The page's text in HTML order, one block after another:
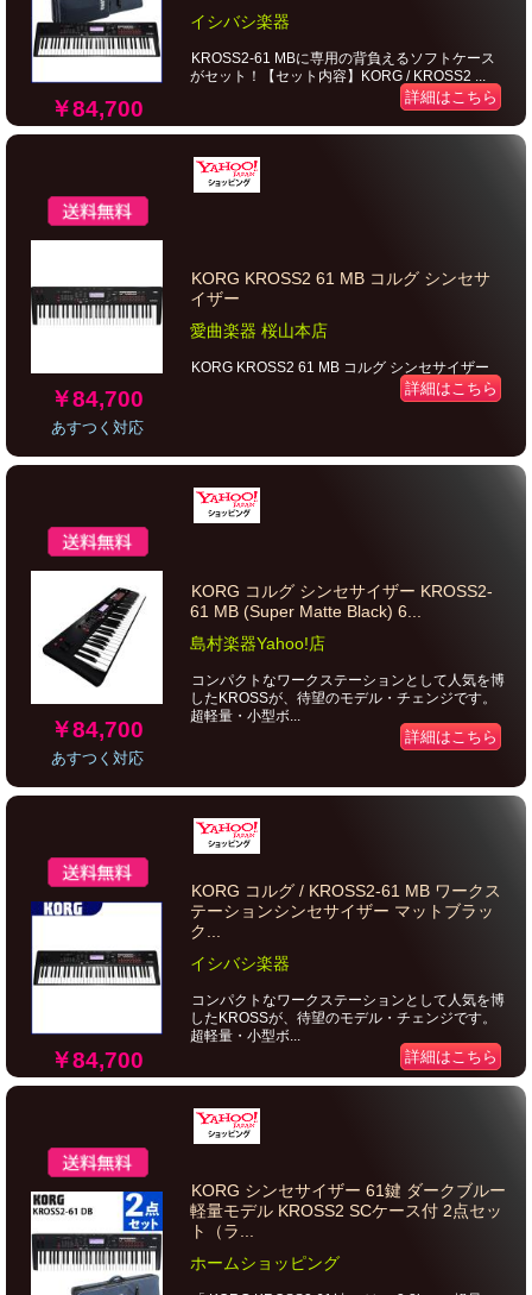
￥84,700
イシバシ楽器
KROSS2-61 MBに専用の背負えるソフトケース
がセット！【セット内容】KORG / KROSS2 ...
詳細はこちら
￥84,700
あすつく対応
KORG KROSS2 61 MB コルグ シンセサ
イザー
愛曲楽器 桜山本店
KORG KROSS2 61 MB コルグ シンセサイザー
詳細はこちら
￥84,700
あすつく対応
KORG コルグ シンセサイザー KROSS2-
61 MB (Super Matte Black) 6...
島村楽器Yahoo!店
コンパクトなワークステーションとして人気を博
したKROSSが、待望のモデル・チェンジです。
超軽量・小型ボ...
詳細はこちら
￥84,700
KORG コルグ / KROSS2-61 MB ワークス
テーションシンセサイザー マットブラッ
ク...
イシバシ楽器
コンパクトなワークステーションとして人気を博
したKROSSが、待望のモデル・チェンジです。
超軽量・小型ボ...
詳細はこちら
KORG シンセサイザー 61鍵 ダークブルー
軽量モデル KROSS2 SCケース付 2点セッ
ト（ラ...
ホームショッピング